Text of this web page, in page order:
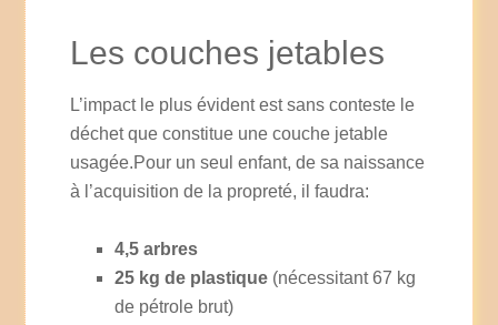
Les couches jetables
L’impact le plus évident est sans conteste le
déchet que constitue une couche jetable
usagée.Pour un seul enfant, de sa naissance
à l’acquisition de la propreté, il faudra:
4,5 arbres
25 kg de plastique (nécessitant 67 kg
de pétrole brut)